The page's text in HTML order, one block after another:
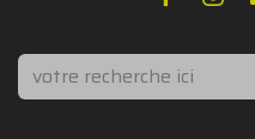
Rechercher